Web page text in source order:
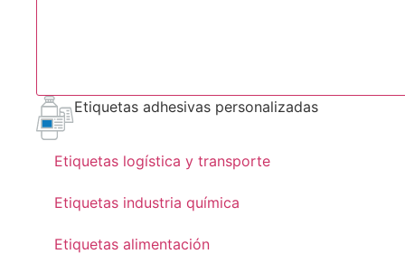
Etiquetas adhesivas personalizadas
Etiquetas logística y transporte
Etiquetas industria química
Etiquetas alimentación